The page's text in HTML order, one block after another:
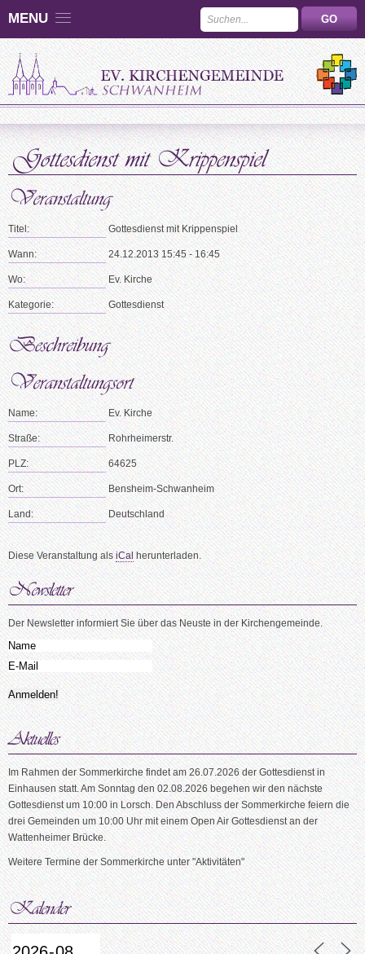
MENU
Titel: Gottesdienst mit Krippenspiel
Wann: 24.12.2013 15:45 - 16:45
Wo: Ev. Kirche
Kategorie: Gottesdienst
Name: Ev. Kirche
Straße: Rohrheimerstr.
PLZ: 64625
Ort: Bensheim-Schwanheim
Land: Deutschland
Diese Veranstaltung alsiCalherunterladen.
Der Newsletter informiert Sie über das Neuste in der Kirchengemeinde.
Im Rahmen der Sommerkirche findet am 26.07.2026 der Gottesdienst in
Einhausen statt. Am Sonntag den 02.08.2026 begehen wir den nächste
Gottesdienst um 10:00 in Lorsch. Den Abschluss der Sommerkirche feiern die
drei Gemeinden um 10:00 Uhr mit einem Open Air Gottesdienst an der
Wattenheimer Brücke.
Weitere Termine der Sommerkirche unter "Aktivitäten"